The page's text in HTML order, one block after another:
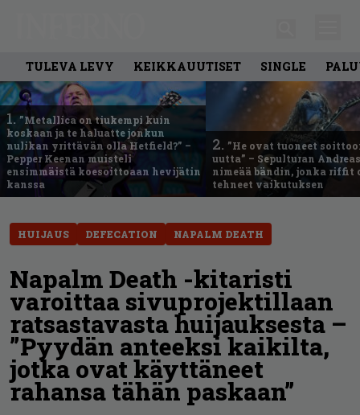
TULEVA LEVY KEIKKAUUTISET SINGLE
1. ”Metallica on tiukempi kuin
koskaan ja te haluatte jonkun
nulikan yrittävän olla Hetfield?” –
Pepper Keenan muisteli
ensimmäistä koesoittoaan hevijätin
kanssa
2. ”He ovat tuoneet
uutta” – Sepulturan
nimeää bändin, jonka riffit
tehneet vaikutuksen
HUIJAUS DEFECATION NAPALM DEATH
Napalm Death -kitaristi
varoittaa sivuprojektillaan
ratsastavasta huijauksesta –
”Pyydän anteeksi kaikilta,
jotka ovat käyttäneet
rahansa tähän paskaan”